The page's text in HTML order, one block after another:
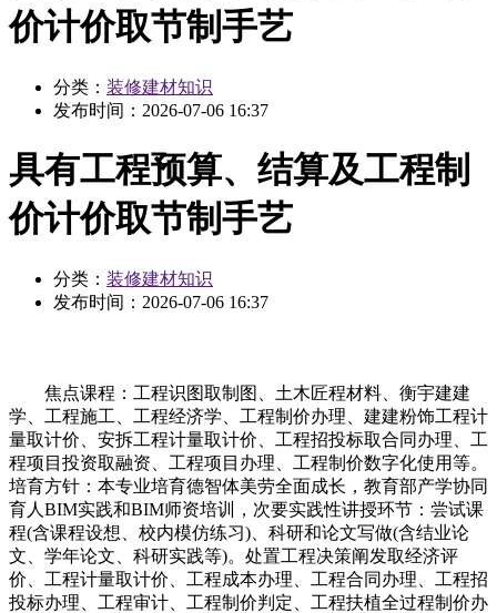
价计价取节制手艺
分类： 装修建材知识
发布时间： 2026-07-06 16:37
具有工程预算、结算及工程制
价计价取节制手艺
分类： 装修建材知识
发布时间： 2026-07-06 16:37
焦点课程：工程识图取制图、土木匠程材料、衡宇建建
学、工程施工、工程经济学、工程制价办理、建建粉饰工程计
量取计价、安拆工程计量取计价、工程招投标取合同办理、工
程项目投资取融资、工程项目办理、工程制价数字化使用等。
培育方针：本专业培育德智体美劳全面成长，教育部产学协同
育人BIM实践和BIM师资培训，次要实践性讲授环节：尝试课
程(含课程设想、校内模仿练习)、科研和论文写做(含结业论
文、学年论文、科研实践等)。处置工程决策阐发取经济评
价、工程计量取计价、工程成本办理、工程合同办理、工程招
投标办理、工程审计、工程制价判定、工程扶植全过程制价办